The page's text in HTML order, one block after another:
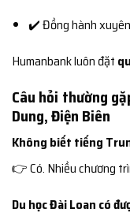
✔️ Đồng hành
Humanbank luôn đặt
Câu hỏi thường
Dung, Điện Biên
Không biết tiếng
👉 Có. Nhiều chương
Du học Đài Loan có